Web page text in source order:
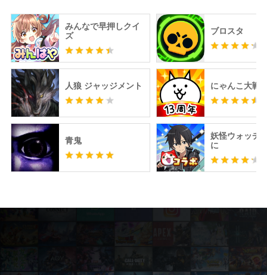
みんなで早押しクイ
ズ
人狼 ジャッジメント
青鬼
ブロスタ
にゃんこ大戦
妖怪ウォッチ
に